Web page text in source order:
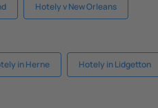
Hotely v New Orleans
in Herne Hotely in Lidgetton